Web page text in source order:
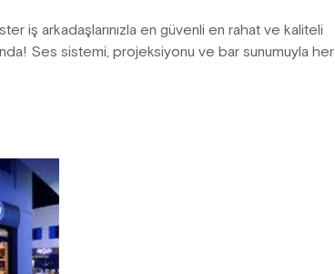
iş arkadaşlarınızla en güvenli en rahat ve kaliteli
Ses sistemi, projeksiyonu ve bar sunumuyla her